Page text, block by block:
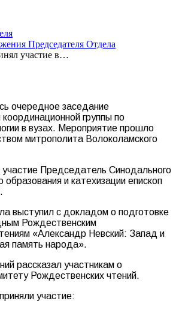
Председателя Отдела
участие в…
очередное заседание
группы по
в вузах. Мероприятие прошло
митрополита Волоколамского
участие Председатель Синодального
образования и катехизации епископ
выступил с докладом о подготовке
Рождественским
«Александр Невский: Запад и
память народа».
рассказал участникам о
Рождественских чтений.
участие: